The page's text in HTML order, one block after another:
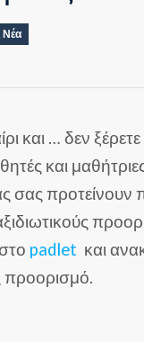
Νέα
και … δεν
και
σας προτείνουν
padlet και